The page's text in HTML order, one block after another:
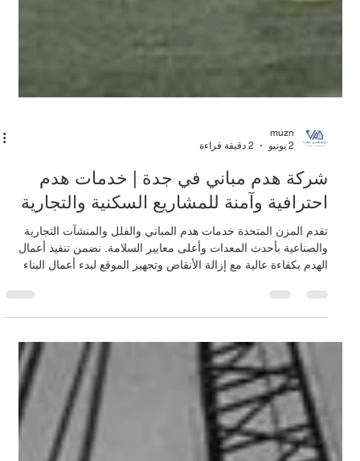
muzn
2 يونيو
2 دقيقة قراءة
شركة هدم مباني في جدة | خدمات هدم
تقدم المزن المتحدة خدمات هدم المباني والفلل والمنشآت التجارية
والصناعية بأحدث المعدات وأعلى معايير السلامة. نضمن تنفيذ أعمال
الهدم بكفاءة عالية مع إزالة الأنقاض وتجهيز الموقع لبدء أعمال البناء
الجديدة